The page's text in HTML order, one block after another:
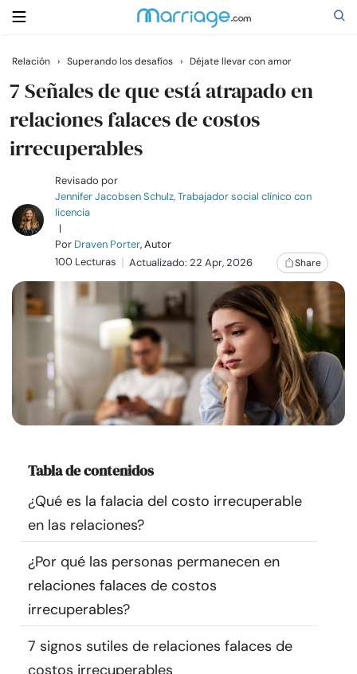
Buscar
Casarse
Relaciones
Familia
Ayuda
Cursos
Recursos
Comunidad
Encuentra un terapeuta
Idioma
nosotros
© Copyright 2026. Todos los derechos reservados.
Relación › Superando los desafíos › Déjate llevar con amor
7 Señales de que está atrapado en
relaciones falaces de costos
irrecuperables
Revisado por
Jennifer Jacobsen Schulz, Trabajador social clínico con
licencia
|
Por Draven Porter, Autor
100 Lecturas
Actualizado: 22 Apr, 2026 Share
Tabla de contenidos
¿Qué es la falacia del costo irrecuperable
en las relaciones?
¿Por qué las personas permanecen en
relaciones falaces de costos
irrecuperables?
7 signos sutiles de relaciones falaces de